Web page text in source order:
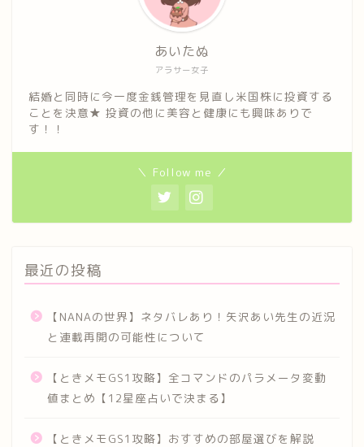
アラサー女子
あいたぬ
結婚と同時に今一度金銭管理を見直し米国株に投資する
ことを決意★ 投資の他に美容と健康にも興味ありで
す！！
＼ Follow me ／
最近の投稿
【NANAの世界】ネタバレあり！矢沢あい先生の近況
と連載再開の可能性について
【ときメモGS1攻略】全コマンドのパラメータ変動
値まとめ【12星座占いで決まる】
【ときメモGS1攻略】おすすめの部屋選びを解説